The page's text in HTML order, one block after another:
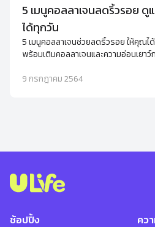
5 เมนูคอลลาเจนลดริ้วรอย ดู
ได้ทุกวัน
5 เมนูคอลลาเจนช่วยลดริ้วรอย ให้คุณ
พร้อมเติมคอลลาเจนและความอ่อนเยา
9 กรกฎาคม 2564
ช้อปปิ้ง คว